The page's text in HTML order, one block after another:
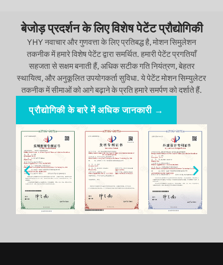
बेजोड़ प्रदर्शन के लिए विशेष पेटेंट प्रौद्योगिकी
YHY नवाचार और गुणवत्ता के लिए प्रतिबद्ध है, मोशन सिमुलेशन
तकनीक में हमारे विशेष पेटेंट द्वारा समर्थित. हमारी पेटेंट प्रगतियाँ
सहजता से सक्षम बनाती हैं, अधिक सटीक गति नियंत्रण, बेहतर
स्थायित्व, और अनुकूलित उपयोगकर्ता सुविधा. ये पेटेंट मोशन सिम्युलेटर
तकनीक में सीमाओं को आगे बढ़ाने के प्रति हमारे समर्पण को दर्शाते हैं.
प्रौद्योगिकी के बारे में अधिक जानकारी →